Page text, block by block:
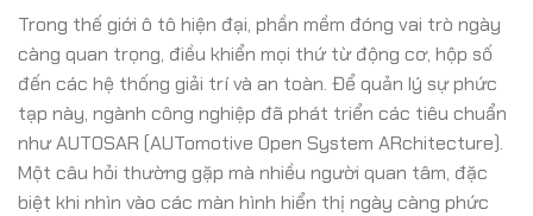
Trong thế giới ô tô hiện đại, phần mềm đóng vai trò ngày
càng quan trọng, điều khiển mọi thứ từ động cơ, hộp số
đến các hệ thống giải trí và an toàn. Để quản lý sự phức
tạp này, ngành công nghiệp đã phát triển các tiêu chuẩn
như AUTOSAR (AUTomotive Open System ARchitecture).
Một câu hỏi thường gặp mà nhiều người quan tâm, đặc
biệt khi nhìn vào các màn hình hiển thị ngày càng phức